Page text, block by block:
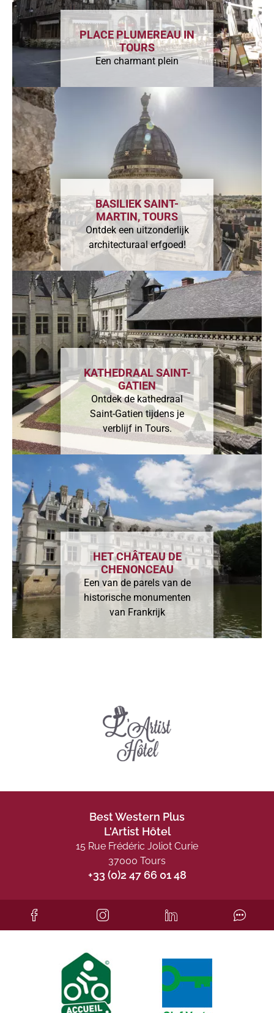
PLACE PLUMEREAU IN
TOURS
Een charmant plein
BASILIEK SAINT-
MARTIN, TOURS
Ontdek een uitzonderlijk
architecturaal erfgoed!
KATHEDRAAL SAINT-
GATIEN
Ontdek de kathedraal
Saint-Gatien tijdens je
verblijf in Tours.
HET CHÂTEAU DE
CHENONCEAU
Een van de parels van de
historische monumenten
van Frankrijk
Best Western Plus
L'Artist Hôtel
15 Rue Frédéric Joliot Curie
37000 Tours
+33 (0)2 47 66 01 48